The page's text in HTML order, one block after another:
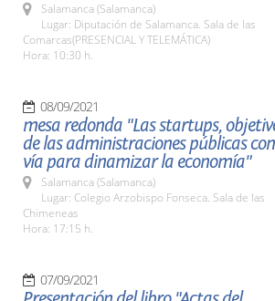
Salamanca (Salamanca)
Lugar: Diputación de Salamanca. Sala de las
Comarcas(PRESENCIAL Y TELEMÁTICA)
Hora: 10:30 h.
08/09/2021
mesa redonda "Las startups,
de las administraciones públicas
vía para dinamizar la economía"
Salamanca (Salamanca)
Lugar: Colegio Arzobispo Fonseca. Sala de las
Chimeneas
Hora: 17:15 h.
07/09/2021